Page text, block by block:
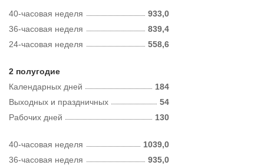
40-часовая неделя
933,0
36-часовая неделя
839,4
24-часовая неделя
558,6
2 полугодие
Календарных дней
184
Рабочих дней 130
Выходных и праздничных 54
40-часовая неделя
1039,0
36-часовая неделя
935,0